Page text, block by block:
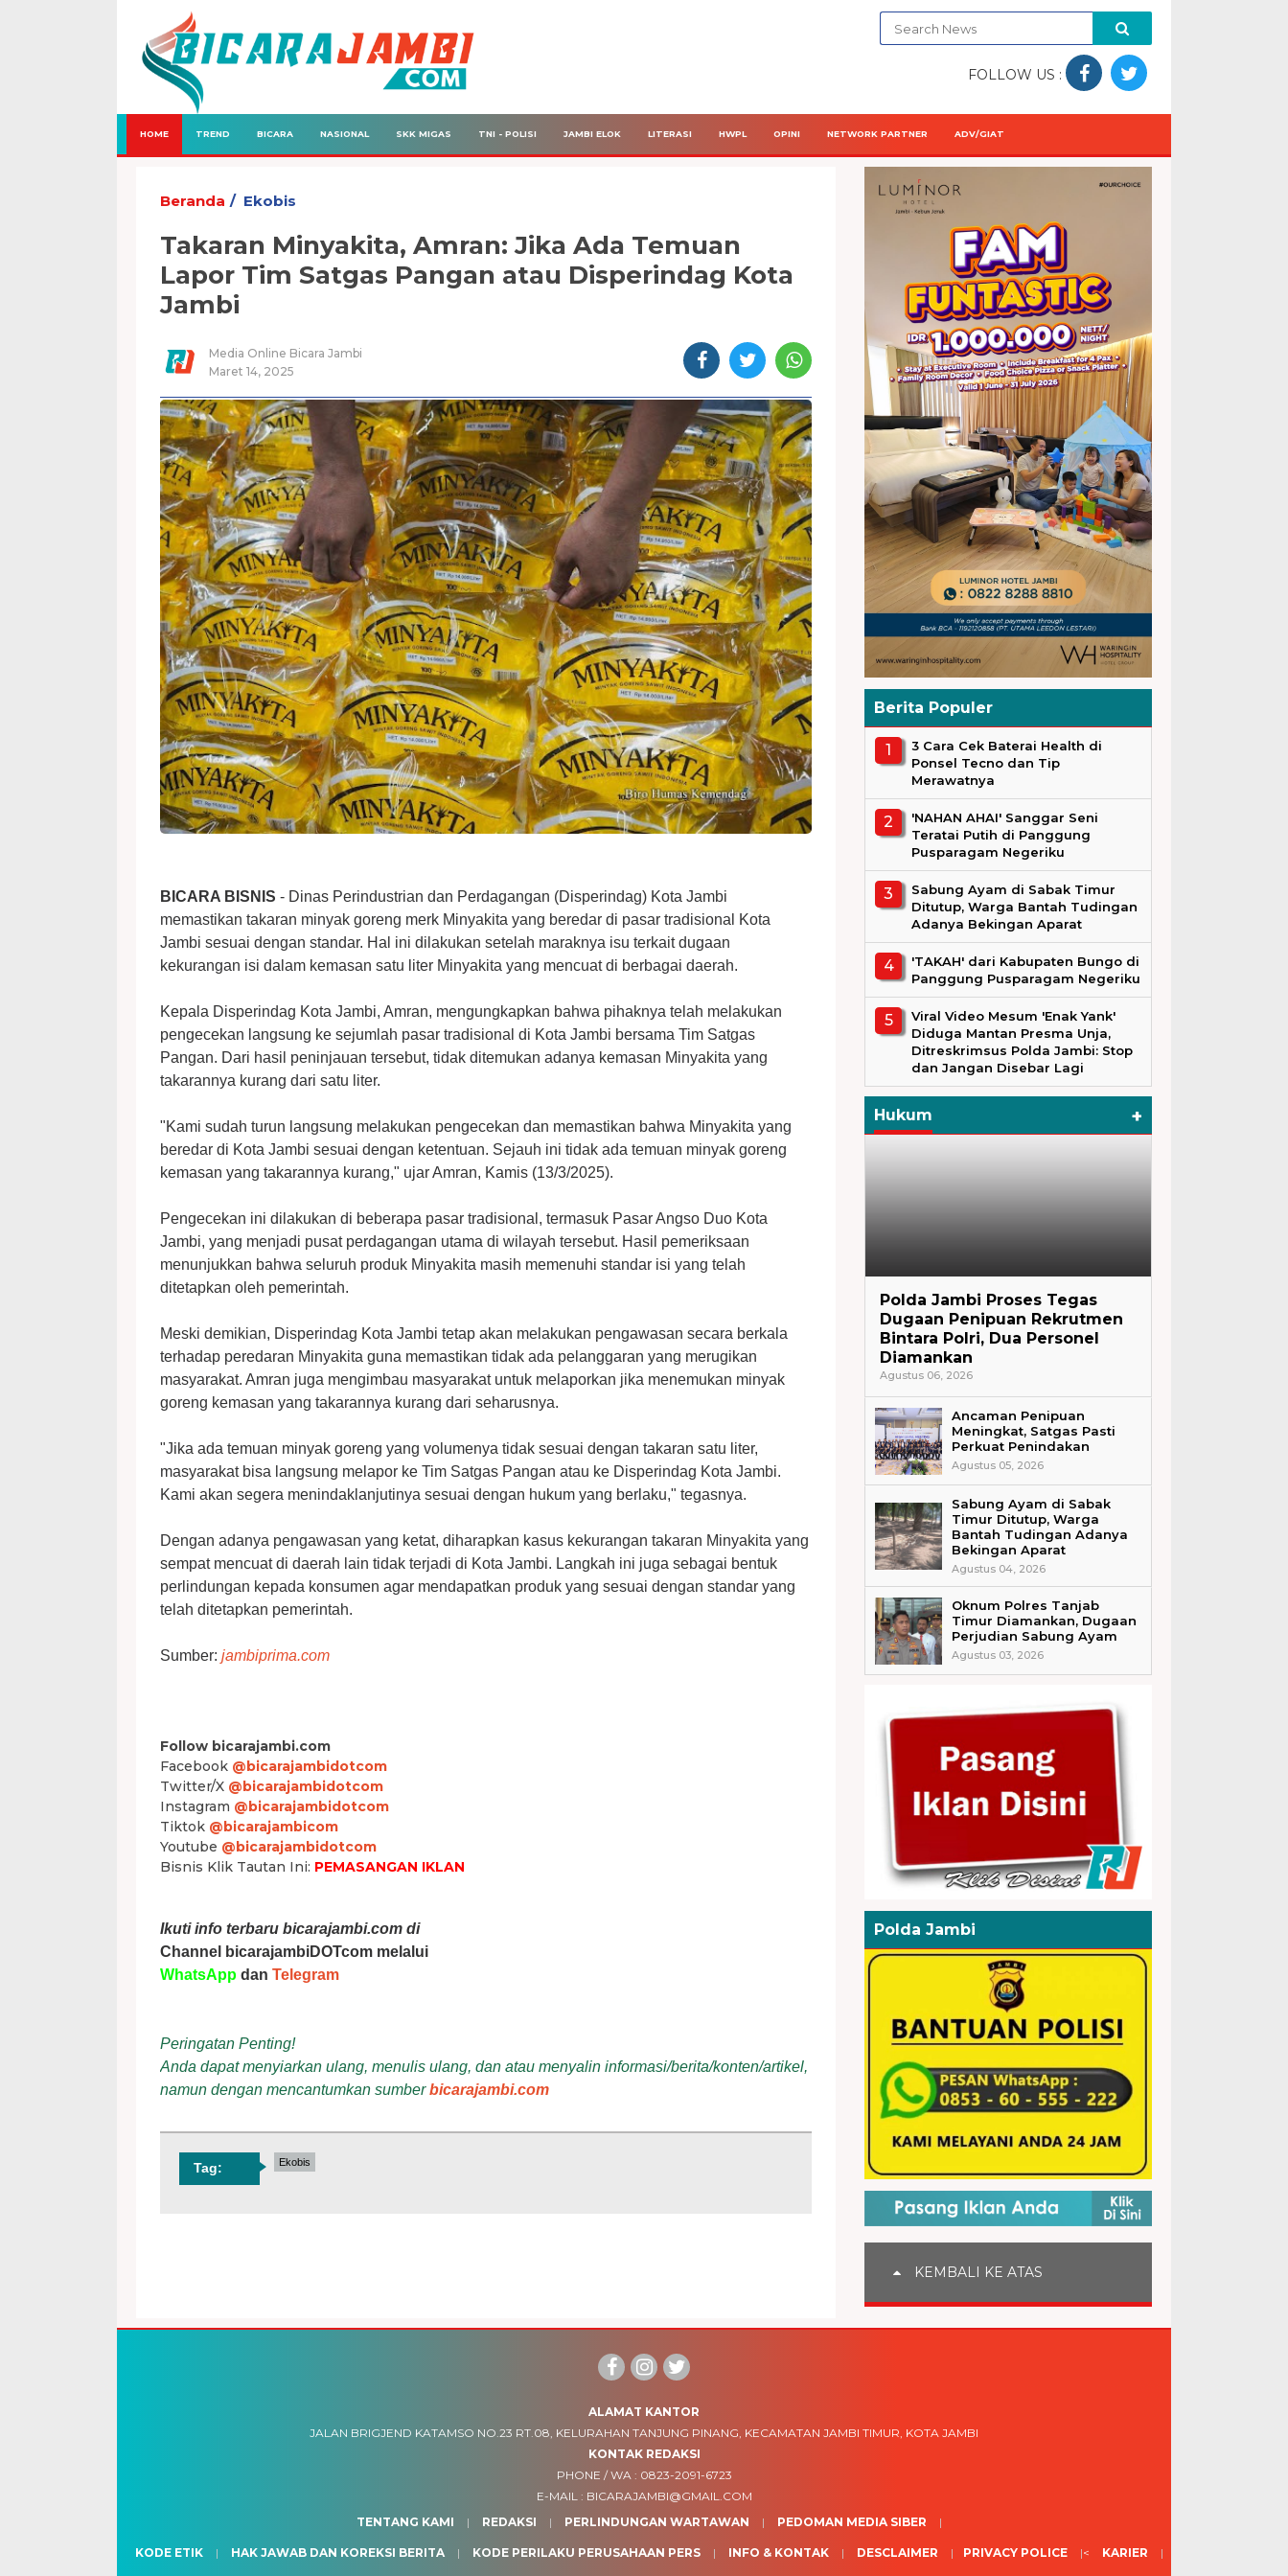
FOLLOW US :
HOME TREND BICARA NASIONAL SKK MIGAS TNI - POLISI JAMBI ELOK LITERASI HWPL OPINI NETWORK PARTNER ADV/GIAT
Beranda Ekobis
Takaran Minyakita, Amran: Jika Ada Temuan
Lapor Tim Satgas Pangan atau Disperindag Kota
Jambi
Media Online Bicara Jambi
Maret 14, 2025
BICARA BISNIS - Dinas Perindustrian dan Perdagangan (Disperindag) Kota Jambi
memastikan takaran minyak goreng merk Minyakita yang beredar di pasar tradisional Kota
Jambi sesuai dengan standar. Hal ini dilakukan setelah maraknya isu terkait dugaan
kekurangan isi dalam kemasan satu liter Minyakita yang mencuat di berbagai daerah.
Kepala Disperindag Kota Jambi, Amran, mengungkapkan bahwa pihaknya telah melakukan
pengecekan langsung ke sejumlah pasar tradisional di Kota Jambi bersama Tim Satgas
Pangan. Dari hasil peninjauan tersebut, tidak ditemukan adanya kemasan Minyakita yang
takarannya kurang dari satu liter.
"Kami sudah turun langsung melakukan pengecekan dan memastikan bahwa Minyakita yang
beredar di Kota Jambi sesuai dengan ketentuan. Sejauh ini tidak ada temuan minyak goreng
kemasan yang takarannya kurang," ujar Amran, Kamis (13/3/2025).
Pengecekan ini dilakukan di beberapa pasar tradisional, termasuk Pasar Angso Duo Kota
Jambi, yang menjadi pusat perdagangan utama di wilayah tersebut. Hasil pemeriksaan
menunjukkan bahwa seluruh produk Minyakita masih memenuhi standar isi yang telah
ditetapkan oleh pemerintah.
Meski demikian, Disperindag Kota Jambi tetap akan melakukan pengawasan secara berkala
terhadap peredaran Minyakita guna memastikan tidak ada pelanggaran yang merugikan
masyarakat. Amran juga mengimbau masyarakat untuk melaporkan jika menemukan minyak
goreng kemasan yang takarannya kurang dari seharusnya.
"Jika ada temuan minyak goreng yang volumenya tidak sesuai dengan takaran satu liter,
masyarakat bisa langsung melapor ke Tim Satgas Pangan atau ke Disperindag Kota Jambi.
Kami akan segera menindaklanjutinya sesuai dengan hukum yang berlaku," tegasnya.
Dengan adanya pengawasan yang ketat, diharapkan kasus kekurangan takaran Minyakita yang
sempat mencuat di daerah lain tidak terjadi di Kota Jambi. Langkah ini juga sebagai bentuk
perlindungan kepada konsumen agar mendapatkan produk yang sesuai dengan standar yang
telah ditetapkan pemerintah.
Sumber: jambiprima.com
Follow bicarajambi.com
Facebook @bicarajambidotcom
Twitter/X @bicarajambidotcom
Instagram @bicarajambidotcom
Tiktok @bicarajambicom
Youtube @bicarajambidotcom
Bisnis Klik Tautan Ini: PEMASANGAN IKLAN
Ikuti info terbaru bicarajambi.com di
Channel bicarajambiDOTcom melalui
WhatsApp dan Telegram
Peringatan Penting!
Anda dapat menyiarkan ulang, menulis ulang, dan atau menyalin informasi/berita/konten/artikel,
namun dengan mencantumkan sumberbicarajambi.com
Tag: Ekobis
Berita Populer
3 Cara Cek Baterai Health di
Ponsel Tecno dan Tip
Merawatnya
'NAHAN AHAI' Sanggar Seni
Teratai Putih di Panggung
Pusparagam Negeriku
Sabung Ayam di Sabak Timur
Ditutup, Warga Bantah Tudingan
Adanya Bekingan Aparat
'TAKAH' dari Kabupaten Bungo di
Panggung Pusparagam Negeriku
Viral Video Mesum 'Enak Yank'
Diduga Mantan Presma Unja,
Ditreskrimsus Polda Jambi: Stop
dan Jangan Disebar Lagi
Hukum +
Polda Jambi Proses Tegas
Dugaan Penipuan Rekrutmen
Bintara Polri, Dua Personel
Diamankan
Agustus 06, 2026
Ancaman Penipuan
Meningkat, Satgas Pasti
Perkuat Penindakan
Agustus 05, 2026
Sabung Ayam di Sabak
Timur Ditutup, Warga
Bantah Tudingan Adanya
Bekingan Aparat
Agustus 04, 2026
Oknum Polres Tanjab
Timur Diamankan, Dugaan
Perjudian Sabung Ayam
Agustus 03, 2026
Polda Jambi
KEMBALI KE ATAS
ALAMAT KANTOR
JALAN BRIGJEND KATAMSO NO.23 RT.08, KELURAHAN TANJUNG PINANG, KECAMATAN JAMBI TIMUR, KOTA JAMBI
KONTAK REDAKSI
PHONE / WA : 0823-2091-6723
E-MAIL : BICARAJAMBI@GMAIL.COM
TENTANG KAMI
REDAKSI PERLINDUNGAN WARTAWAN PEDOMAN MEDIA SIBER
KODE ETIK HAK JAWAB DAN KOREKSI BERITA KODE PERILAKU PERUSAHAAN PERS INFO & KONTAK DESCLAIMER PRIVACY POLICE < KARIER